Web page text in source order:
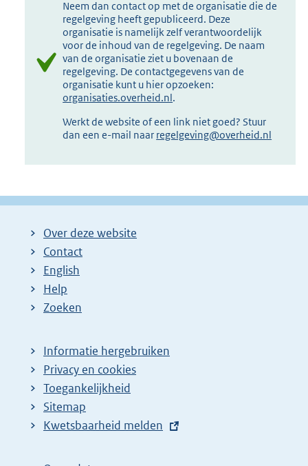
Neem dan contact op met de organisatie die de
regelgeving heeft gepubliceerd. Deze
organisatie is namelijk zelf verantwoordelijk
voor de inhoud van de regelgeving. De naam
van de organisatie ziet u bovenaan de
regelgeving. De contactgegevens van de
organisatie kunt u hier opzoeken:
organisaties.overheid.nl.
Werkt de website of een link niet goed? Stuur
dan een e-mail naar regelgeving@overheid.nl
Over deze website
Contact
English
Help
Zoeken
Informatie hergebruiken
Privacy en cookies
Toegankelijkheid
Sitemap
E
t
Kwetsbaarheid melden